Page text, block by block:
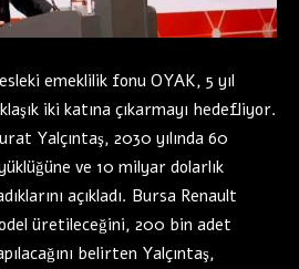
emeklilik fonu OYAK, 5 yıl
iki katına çıkarmayı hedefliyor.
Yalçıntaş, 2030 yılında 60
ve 10 milyar dolarlık
açıkladı. Bursa Renault
üretileceğini, 200 bin adet
belirten Yalçıntaş,